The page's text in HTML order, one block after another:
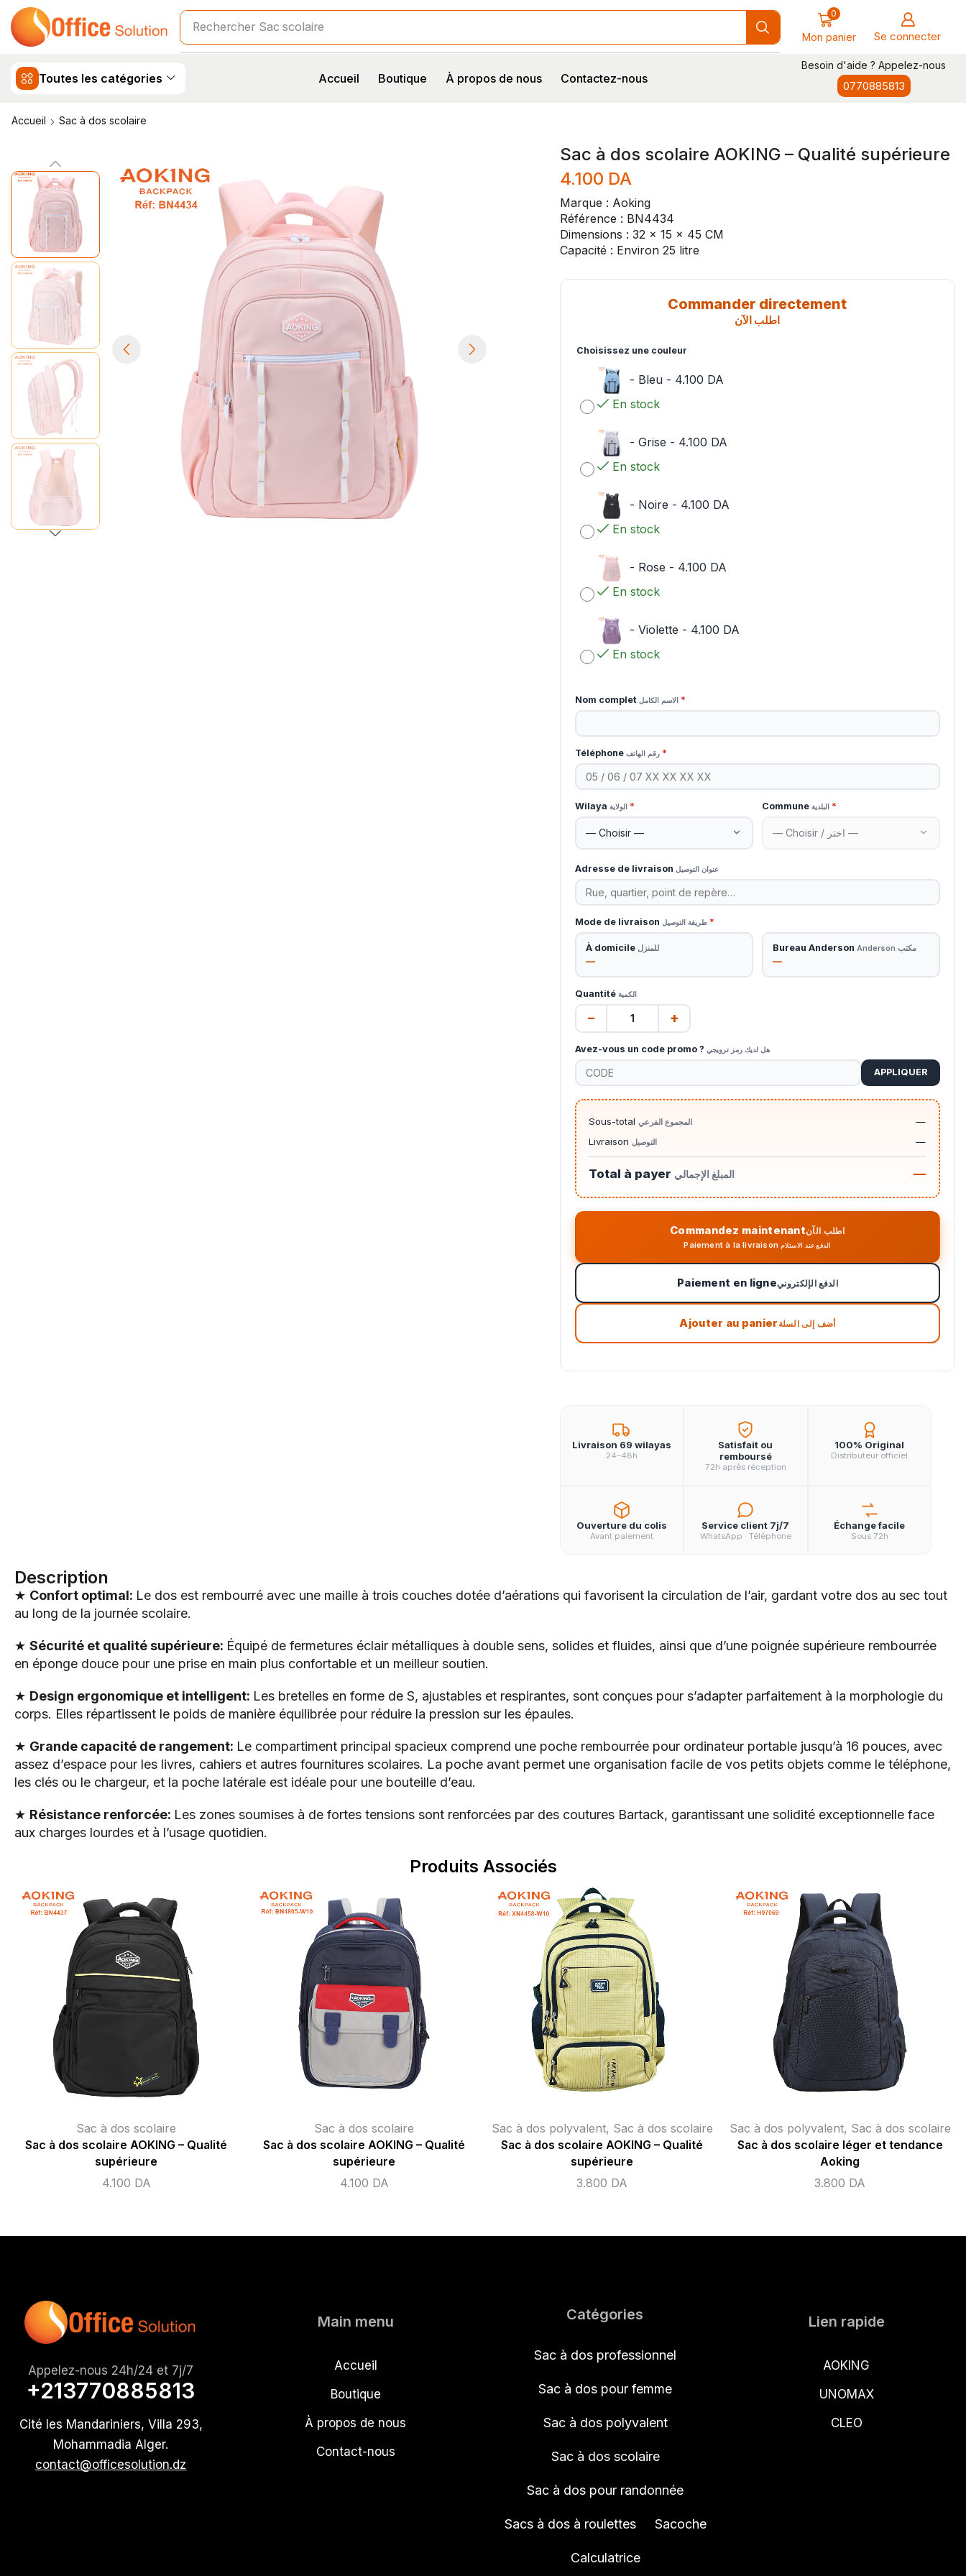
Rechercher Sac de voyage
0
Mon panier Se connecter
Toutes les catégories Accueil Boutique À propos de nous Contactez-nous
Besoin d'aide ? Appelez-nous
0770885813
Accueil Sac à dos scolaire
Sac à dos scolaire AOKING – Qualité supérieure
4.100 DA
Marque : Aoking
Référence : BN4434
Dimensions : 32 x 15 x 45 CM
Capacité : Environ 25 litre
Commander directement
اطلب الآن
Choisissez une couleur
- Bleu- 4.100 DA
En stock
- Grise - 4.100 DA
En stock
- Noire - 4.100 DA
En stock
- Rose - 4.100 DA
En stock
- Violette - 4.100 DA
En stock
Nom complet الاسم الكامل *
Téléphone رقم الهاتف *
Wilaya الولاية * Commune البلدية *
Adresse de livraison عنوان التوصيل
Mode de livraison طريقة التوصيل *
À domicileللمنزل
—
Bureau Anderson مكتب Anderson
—
Quantité الكمية
− +
Avez-vous un code promo ? هل لديك رمز ترويجي
APPLIQUER
Sous-totalالمجموع الفرعي
—
Livraisonالتوصيل —
Total à payer المبلغ الإجمالي —
Commandez maintenantاطلب الآن
Paiement à la livraisonالدفع عند الاستلام
Paiement en ligneالدفع الإلكتروني
Ajouter au panier أضف إلى السلة
Livraison 69 wilayas
24–48h
Satisfait ou
remboursé
72h après réception
100% Original
Distributeur officiel
Ouverture du colis
Avant paiement
Service client 7j/7
WhatsApp · Téléphone
Échange facile
Sous 72h
Description
★ Confort optimal: Le dos est rembourré avec une maille à trois couches dotée d’aérations qui favorisent la circulation de l’air, gardant votre dos au sec tout
au long de la journée scolaire.
★ Sécurité et qualité supérieure: Équipé de fermetures éclair métalliques à double sens, solides et fluides, ainsi que d’une poignée supérieure rembourrée
en éponge douce pour une prise en main plus confortable et un meilleur soutien.
★ Design ergonomique et intelligent: Les bretelles en forme de S, ajustables et respirantes, sont conçues pour s’adapter parfaitement à la morphologie du
corps. Elles répartissent le poids de manière équilibrée pour réduire la pression sur les épaules.
★ Grande capacité de rangement: Le compartiment principal spacieux comprend une poche rembourrée pour ordinateur portable jusqu’à 16 pouces, avec
assez d’espace pour les livres, cahiers et autres fournitures scolaires. La poche avant permet une organisation facile de vos petits objets comme le téléphone,
les clés ou le chargeur, et la poche latérale est idéale pour une bouteille d’eau.
★ Résistance renforcée: Les zones soumises à de fortes tensions sont renforcées par des coutures Bartack, garantissant une solidité exceptionnelle face
aux charges lourdes et à l’usage quotidien.
Produits Associés
Sac à dos scolaire
Sac à dos scolaire AOKING – Qualité
supérieure
4.100 DA
Sac à dos polyvalent ,Sac à dos scolaire
Sac à dos scolaire AOKING – Qualité
supérieure
3.800 DA
Sac à dos polyvalent, Sac à dos scolaire
Sac à dos scolaire léger et tendance
Aoking
3.800 DA
Sac à dos polyvalent, Sac à dos scolaire
Sac à dos scolaire léger et tendance
Aoking
3.800 DA
Appelez-nous 24h/24 et 7j/7
+213770885813
Cité les Mandariniers, Villa 293,
Mohammadia Alger.
contact@officesolution.dz
Main menu
Accueil
Boutique
À propos de nous
Contact-nous
Catégories
Sac à dos professionnel
Sac à dos pour femme
Sac à dos polyvalent
Sac à dos scolaire
Sac à dos pour randonnée
Sacs à dos à roulettes Sacoche
Calculatrice
Lien rapide
AOKING
UNOMAX
CLEO